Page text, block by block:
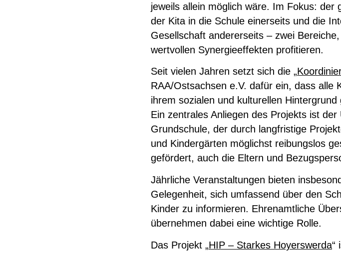
jeweils allein möglich wäre. Im Fokus: der
der Kita in die Schule einerseits und die
Gesellschaft andererseits – zwei
wertvollen Synergieeffekten profitieren.
Seit vielen Jahren setzt sich die „
RAA/Ostsachsen e.V. dafür ein, dass alle
ihrem sozialen und kulturellen
Ein zentrales Anliegen des Projekts ist
Grundschule, der durch langfristige
und Kindergärten möglichst reibungslos
gefördert, auch die Eltern und
Jährliche Veranstaltungen bieten
Gelegenheit, sich umfassend über den
Kinder zu informieren. Ehrenamtliche
übernehmen dabei eine wichtige Rolle.
Das Projekt „HIP – Starkes Hoyerswerda“